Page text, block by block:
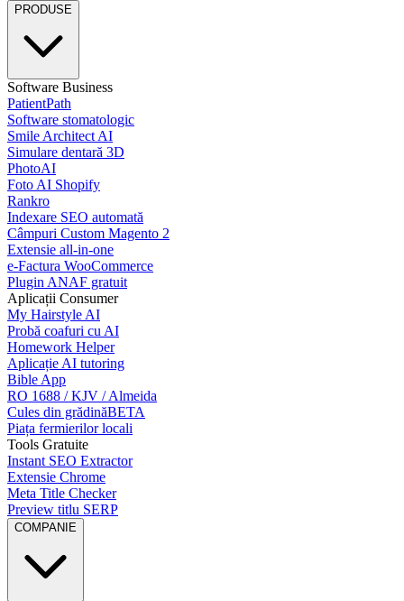
PRODUSE
Software Business
PatientPath
Software stomatologic
Smile Architect AI
Simulare dentară 3D
PhotoAI
Foto AI Shopify
Rankro
Indexare SEO automată
Câmpuri Custom Magento 2
Extensie all-in-one
e-Factura WooCommerce
Plugin ANAF gratuit
Aplicații Consumer
My Hairstyle AI
Probă coafuri cu AI
Homework Helper
Aplicație AI tutoring
Bible App
RO 1688 / KJV / Almeida
Cules din grădinăBETA
Piața fermierilor locali
Tools Gratuite
Instant SEO Extractor
Extensie Chrome
Meta Title Checker
Preview titlu SERP
COMPANIE